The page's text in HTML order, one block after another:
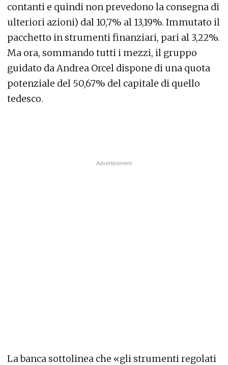
contanti e quindi non prevedono la consegna di
ulteriori azioni) dal 10,7% al 13,19%. Immutato il
pacchetto in strumenti finanziari, pari al 3,22%.
Ma ora, sommando tutti i mezzi, il gruppo
guidato da Andrea Orcel dispone di una quota
potenziale del 50,67% del capitale di quello
tedesco.
La banca sottolinea che «gli strumenti regolati